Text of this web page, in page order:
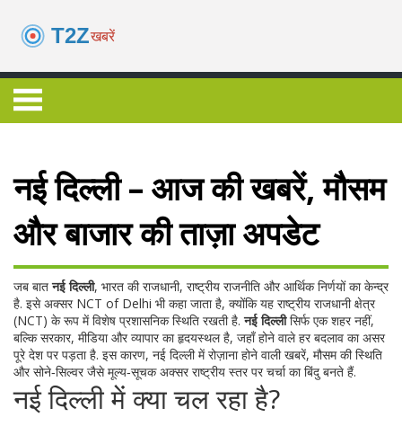
नई दिल्ली – आज की खबरें, मौसम
और बाजार की ताज़ा अपडेट
जब बातनई दिल्ली, भारत की राजधानी, राष्ट्रीय राजनीति और आर्थिक निर्णयों का केन्द्र
है. इसे अक्सर NCT of Delhi भी कहा जाता है, क्योंकि यह राष्ट्रीय राजधानी क्षेत्र
(NCT) के रूप में विशेष प्रशासनिक स्थिति रखती है.नई दिल्लीसिर्फ एक शहर नहीं,
बल्कि सरकार, मीडिया और व्यापार का हृदयस्थल है, जहाँ होने वाले हर बदलाव का असर
पूरे देश पर पड़ता है. इस कारण, नई दिल्ली में रोज़ाना होने वाली खबरें, मौसम की स्थिति
और सोने‑सिल्वर जैसे मूल्य‑सूचक अक्सर राष्ट्रीय स्तर पर चर्चा का बिंदु बनते हैं.
नई दिल्ली में क्या चल रहा है?